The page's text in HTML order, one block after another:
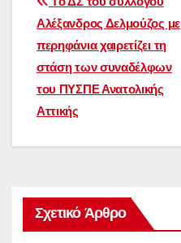
άρθρων
Αλέξανδρος Δελμούζος με
περηφάνια χαιρετίζει τη
στάση των συναδέλφων
του ΠΥΣΠΕ Ανατολικής
Αττικής
Σχετικό Άρθρο